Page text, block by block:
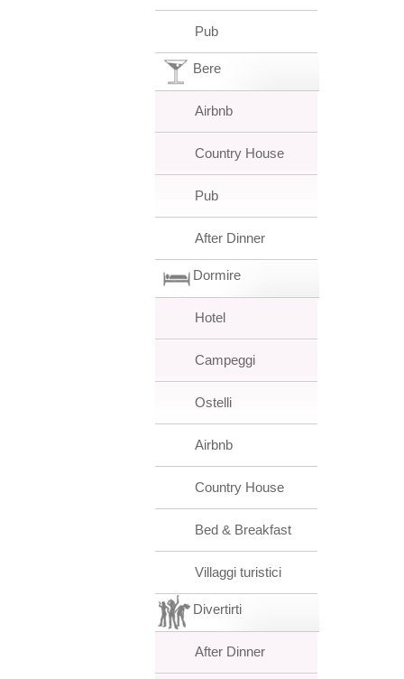
Pub
Bere
Airbnb
Country House
Pub
After Dinner
Dormire
Hotel
Campeggi
Ostelli
Airbnb
Country House
Bed & Breakfast
Villaggi turistici
Divertirti
After Dinner